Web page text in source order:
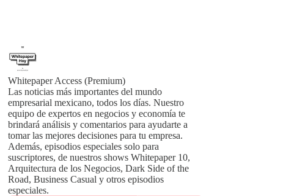
Whitepaper Access (Premium)
Las noticias más importantes del mundo
empresarial mexicano, todos los días. Nuestro
equipo de expertos en negocios y economía te
brindará análisis y comentarios para ayudarte a
tomar las mejores decisiones para tu empresa.
Además, episodios especiales solo para
suscriptores, de nuestros shows Whitepaper 10,
Arquitectura de los Negocios, Dark Side of the
Road, Business Casual y otros episodios
especiales.